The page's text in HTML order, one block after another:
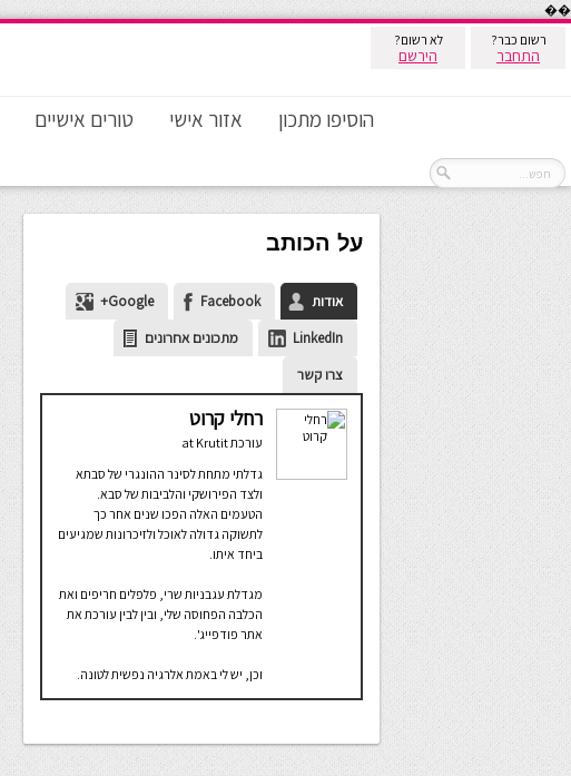
��
רשום כבר?
התחבר
לא רשום?
הירשם
הוסיפו מתכון אזור אישי טורים אישיים
על הכותב
אודות Facebook
Google+
LinkedIn
מתכונים אחרונים
צרו קשר
רחלי קרוט
עורכת Krutit
גדלתי מתחת לסינר ההונגרי של סבתא
ולצד הפירושקי והלביבות של סבא.
הטעמים האלה הפכו שנים אחר כך
לתשוקה גדולה לאוכל ולזיכרונות שמגיעים
ביחד איתו.
מגדלת עגבניות שרי, פלפלים חריפים ואת
הכלבה הפחוסה שלי, ובין לבין עורכת את
אתר פודפייג'.
וכן, יש לי באמת אלרגיה נפשית לטונה.